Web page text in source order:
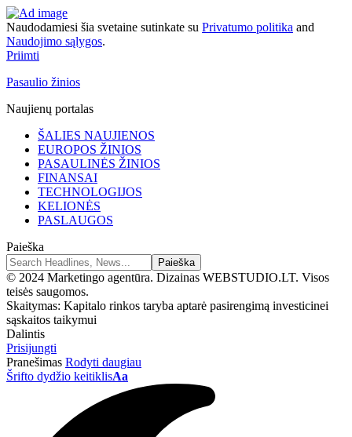
Naudodamiesi šia svetaine sutinkate su Privatumo politika and
Naudojimo sąlygos.
Priimti
Pasaulio žinios
Naujienų portalas
ŠALIES NAUJIENOS
EUROPOS ŽINIOS
PASAULINĖS ŽINIOS
FINANSAI
TECHNOLOGIJOS
KELIONĖS
PASLAUGOS
Paieška
© 2024 Marketingo agentūra. Dizainas WEBSTUDIO.LT. Visos
teisės saugomos.
Skaitymas: Kapitalo rinkos taryba aptarė pasirengimą investicinei
sąskaitos taikymui
Dalintis
Prisijungti
Pranešimas Rodyti daugiau
Šrifto dydžio keitiklisAa